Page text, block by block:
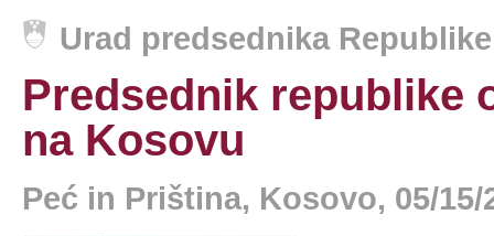
Urad predsednika
Predsednik republike
na Kosovu
Peć in Priština, Kosovo, 05/